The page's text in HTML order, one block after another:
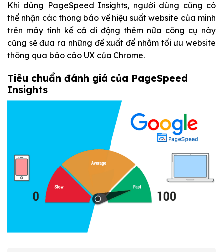
Khi dùng PageSpeed Insights, người dùng cũng có
thể nhận các thông báo về hiệu suất website của mình
trên máy tính kể cả di động thêm nữa công cụ này
cũng sẽ đưa ra những đề xuất để nhằm tối ưu website
thông qua báo cáo UX của Chrome.
Tiêu chuẩn đánh giá của PageSpeed
Insights